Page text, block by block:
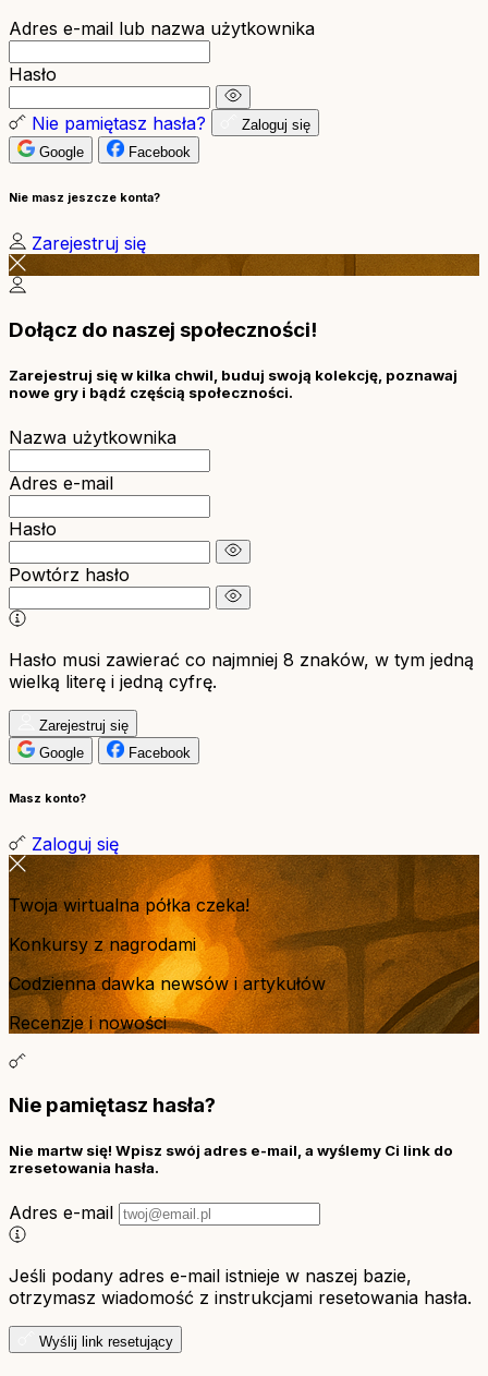
Adres e-mail lub nazwa użytkownika
Hasło
Nie pamiętasz hasła?
Zaloguj się
Google
Facebook
Nie masz jeszcze konta?
Zarejestruj się
Dołącz do naszej społeczności!
Zarejestruj się w kilka chwil, buduj swoją kolekcję, poznawaj
nowe gry i bądź częścią społeczności.
Nazwa użytkownika
Adres e-mail
Hasło
Powtórz hasło
Hasło musi zawierać co najmniej 8 znaków, w tym jedną
wielką literę i jedną cyfrę.
Zarejestruj się
Google
Facebook
Masz konto?
Zaloguj się
Twoja wirtualna półka czeka!
Konkursy z nagrodami
Codzienna dawka newsów i artykułów
Recenzje i nowości
Nie pamiętasz hasła?
Nie martw się! Wpisz swój adres e-mail, a wyślemy Ci link do
zresetowania hasła.
Adres e-mail
Jeśli podany adres e-mail istnieje w naszej bazie,
otrzymasz wiadomość z instrukcjami resetowania hasła.
Wyślij link resetujący